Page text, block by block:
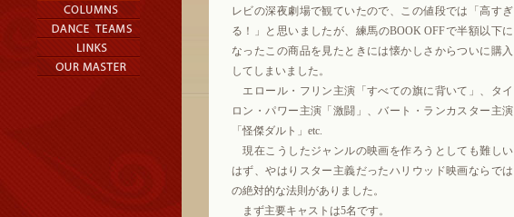
レビの深夜劇場で観ていたので、この値段では「高すぎ
る！」と思いましたが、練馬のBOOK OFFで半額以下に
なったこの商品を見たときには懐かしさからついに購入
してしまいました。
エロール・フリン主演「すべての旗に背いて」、タイ
ロン・パワー主演「激闘」、バート・ランカスター主演
「怪傑ダルト」etc.
現在こうしたジャンルの映画を作ろうとしても難しい
はず、やはりスター主義だったハリウッド映画ならでは
の絶対的な法則がありました。
まず主要キャストは5名です。